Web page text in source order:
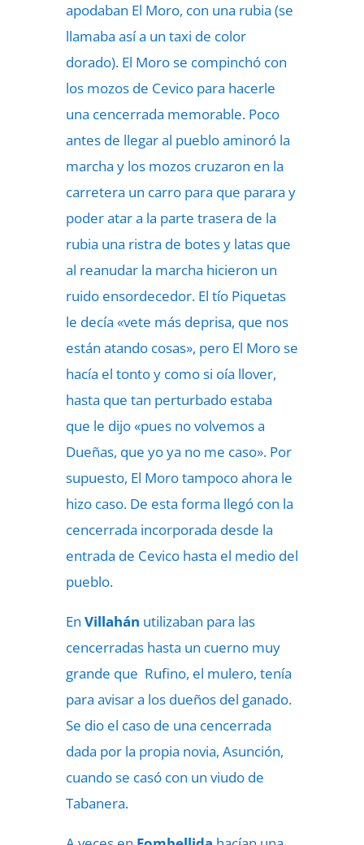
apodaban El Moro, con una rubia (se
llamaba así a un taxi de color
dorado). El Moro se compinchó con
los mozos de Cevico para hacerle
una cencerrada memorable. Poco
antes de llegar al pueblo aminoró la
marcha y los mozos cruzaron en la
carretera un carro para que parara y
poder atar a la parte trasera de la
rubia una ristra de botes y latas que
al reanudar la marcha hicieron un
ruido ensordecedor. El tío Piquetas
le decía «vete más deprisa, que nos
están atando cosas», pero El Moro se
hacía el tonto y como si oía llover,
hasta que tan perturbado estaba
que le dijo «pues no volvemos a
Dueñas, que yo ya no me caso». Por
supuesto, El Moro tampoco ahora le
hizo caso. De esta forma llegó con la
cencerrada incorporada desde la
entrada de Cevico hasta el medio del
pueblo.
En Villahán utilizaban para las
cencerradas hasta un cuerno muy
grande que Rufino, el mulero, tenía
para avisar a los dueños del ganado.
Se dio el caso de una cencerrada
dada por la propia novia, Asunción,
cuando se casó con un viudo de
Tabanera.